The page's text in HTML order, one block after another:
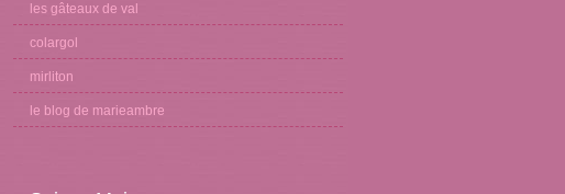
les gâteaux de val
colargol
mirliton
le blog de marieambre